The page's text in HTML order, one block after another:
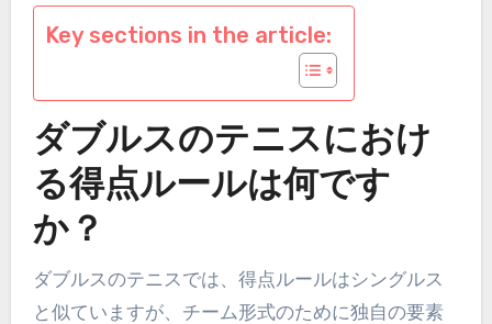
Key sections in the article:
ダブルスのテニスにおけ
る得点ルールは何です
か？
ダブルスのテニスでは、得点ルールはシングルス
と似ていますが、チーム形式のために独自の要素